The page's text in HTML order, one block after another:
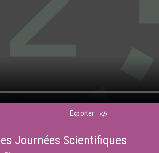
Exporter :
Journées Scientifiques